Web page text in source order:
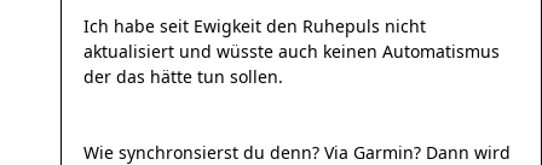
Ich habe seit Ewigkeit den Ruhepuls nicht
aktualisiert und wüsste auch keinen Automatismus
der das hätte tun sollen.
Wie synchronsierst du denn? Via Garmin? Dann wird